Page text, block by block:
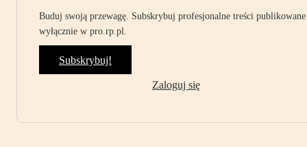
Buduj swoją przewagę. Subskrybuj profesjonalne treści publikowane
wyłącznie w pro.rp.pl.
Subskrybuj!
Zaloguj się